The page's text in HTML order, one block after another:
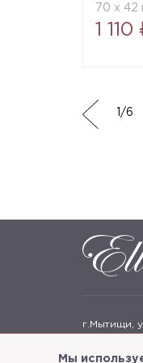
Мы
70 x 42
1
/6
г.Мытищи,
+7(495)